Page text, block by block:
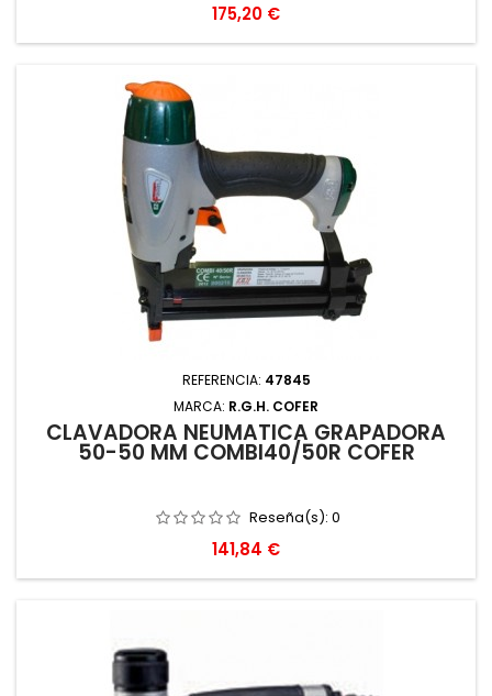
Precio
175,20 €
REFERENCIA: 47845
MARCA: R.G.H. COFER
CLAVADORA NEUMATICA GRAPADORA
50-50 MM COMBI40/50R COFER
Reseña(s): 0
Precio
141,84 €